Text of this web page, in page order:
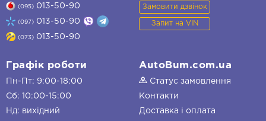
(095) 013-50-90
(097) 013-50-90
(073) 013-50-90
Замовити дзвінок
Запит на VIN
Графік роботи
Пн-Пт: 9:00-18:00
Сб: 10:00-15:00
Нд: вихідний
AutoBum.com.ua
Статус замовлення
Контакти
Доставка і оплата